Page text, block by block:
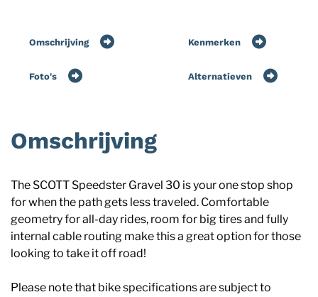
Omschrijving Kenmerken
Foto's Alternatieven
Omschrijving
The SCOTT Speedster Gravel 30 is your one stop shop
for when the path gets less traveled. Comfortable
geometry for all-day rides, room for big tires and fully
internal cable routing make this a great option for those
looking to take it off road!
Please note that bike specifications are subject to